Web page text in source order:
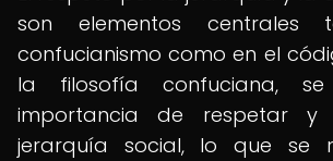
son elementos
confucianismo como en el
la filosofía confuciana,
importancia de respetar y
jerarquía social, lo que se